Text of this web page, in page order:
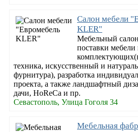
Салон мебели
KLER"
Мебельный
поставки мебели
техника, искусственный и
фурнитура), разработка
проекта, а также ландшафтный
дачи, HoReCa и пр.
Севастополь, Улица Гоголя 34
Мебельная